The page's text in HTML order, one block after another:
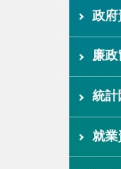
政府
廉政
統計
就業